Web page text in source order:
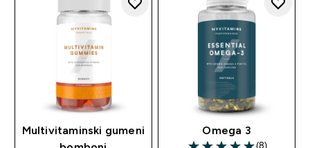
Multivitaminski gumeni
Omega 3
(8)